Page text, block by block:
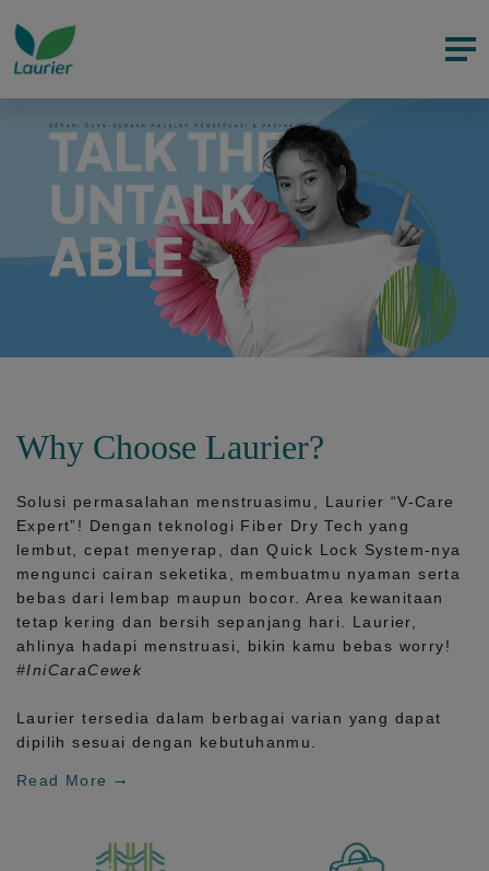
Why Choose Laurier?
Solusi permasalahan menstruasimu, Laurier “V-Care
Expert”! Dengan teknologi Fiber Dry Tech yang
lembut, cepat menyerap, danQuick Lock System-nya
mengunci cairan seketika, membuatmu nyaman serta
bebas dari lembap maupun bocor. Area kewanitaan
tetap kering dan bersih sepanjang hari.
Laurier,
ahlinya hadapi menstruasi, bikin kamu bebas worry!
#IniCaraCewek
Laurier tersedia dalam berbagai varian yang dapat
dipilih sesuai dengan kebutuhanmu.
Read More